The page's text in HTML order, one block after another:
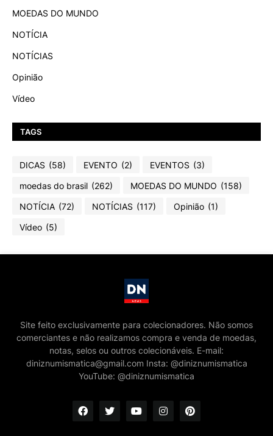
MOEDAS DO MUNDO
NOTÍCIA
NOTÍCIAS
Opinião
Vídeo
TAGS
DICAS (58) EVENTO (2) EVENTOS (3)
moedas do brasil (262) MOEDAS DO MUNDO (158)
NOTÍCIA (72) NOTÍCIAS (117) Opinião (1)
Vídeo (5)
Site feito exclusivamente para colecionadores. Não somos
comerciantes e não realizamos compra e venda de moedas,
notas, selos ou outros colecionáveis. E-mail:
diniznumismatica@gmail.com Insta: @diniznumismatica
YouTube: @diniznumismatica